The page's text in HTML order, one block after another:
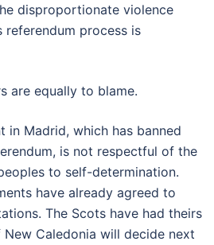
disproportionate violence
process is
are equally to blame.
in Madrid, which has banned
is not respectful of the
to self-determination.
have already agreed to
The Scots have had theirs
Caledonia will decide next